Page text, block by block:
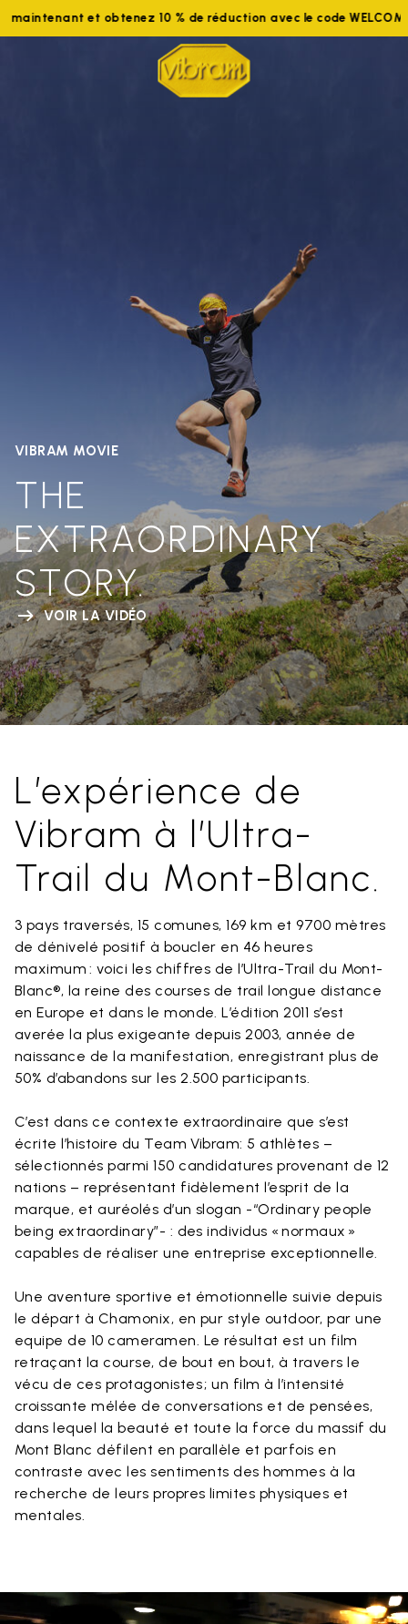
nous maintenant et obtenez 10 % de réduction avec le
VIBRAM MOVIE
THE
EXTRAORDINARY
STORY.
VOIR LA VIDÉO
L’expérience de
Vibram à l’Ultra-
Trail du Mont-Blanc.
3 pays traversés, 15 comunes, 169 km et 9700 mètres
de dénivelé positif à boucler en 46 heures
maximum : voici les chiffres de l’Ultra-Trail du Mont-
Blanc®, la reine des courses de trail longue distance
en Europe et dans le monde. L’édition 2011 s’est
averée la plus exigeante depuis 2003, année de
naissance de la manifestation, enregistrant plus de
50% d’abandons sur les 2.500 participants.
C’est dans ce contexte extraordinaire que s’est
écrite l’histoire du Team Vibram: 5 athlètes –
sélectionnés parmi 150 candidatures provenant de 12
nations – représentant fidèlement l’esprit de la
marque, et auréolés d’un slogan -“Ordinary people
being extraordinary”- : des individus « normaux »
capables de réaliser une entreprise exceptionnelle.
Une aventure sportive et émotionnelle suivie depuis
le départ à Chamonix, en pur style outdoor, par une
equipe de 10 cameramen. Le résultat est un film
retraçant la course, de bout en bout, à travers le
vécu de ces protagonistes ; un film à l’intensité
croissante mélée de conversations et de pensées,
dans lequel la beauté et toute la force du massif du
Mont Blanc défilent en parallèle et parfois en
contraste avec les sentiments des hommes à la
recherche de leurs propres limites physiques et
mentales.